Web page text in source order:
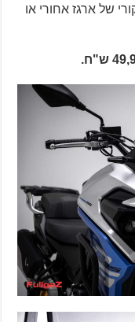
של ארגז אחורי או